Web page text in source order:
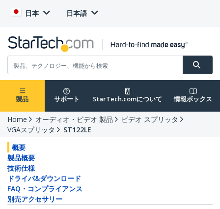
日本 日本語
製品 サポート StarTech.comについて 情報ボックス
Home オーディオ・ビデオ 製品
ビデオ スプリッタ
VGAスプリッタ
ST122LE
概要
製品概要
技術仕様
ドライバ&ダウンロード
FAQ・コンプライアンス
別売アクセサリー